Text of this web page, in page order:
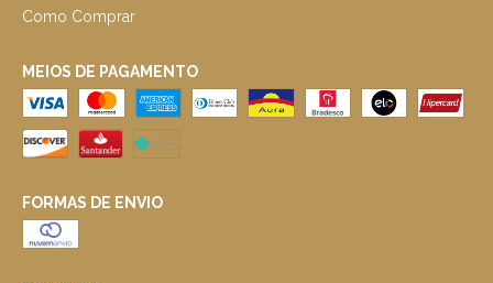
Como Comprar
MEIOS DE PAGAMENTO
FORMAS DE ENVIO